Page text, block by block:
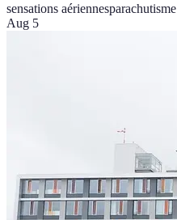
sensations aériennesparachutisme
Aug 5